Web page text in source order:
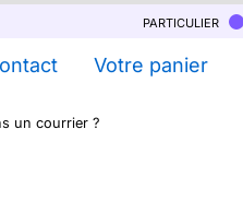
particulier
Votre panier
un courrier ?